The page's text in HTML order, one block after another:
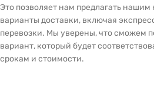
Это позволяет нам предлагать
варианты доставки, включая
перевозки. Мы уверены, что сможем
вариант, который будет
срокам и стоимости.